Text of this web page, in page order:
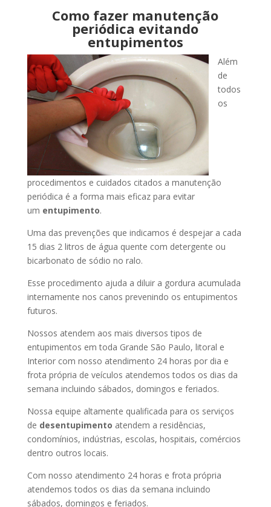
Como fazer manutenção
periódica evitando
entupimentos
Além
de
todos
os
procedimentos e cuidados citados a manutenção
periódica é a forma mais eficaz para evitar
um entupimento.
Uma das prevenções que indicamos é despejar a cada
15 dias 2 litros de água quente com detergente ou
bicarbonato de sódio no ralo.
Esse procedimento ajuda a diluir a gordura acumulada
internamente nos canos prevenindo os entupimentos
futuros.
Nossos atendem aos mais diversos tipos de
entupimentos em toda Grande São Paulo, litoral e
Interior com nosso atendimento 24 horas por dia e
frota própria de veículos atendemos todos os dias da
semana incluindo sábados, domingos e feriados.
Nossa equipe altamente qualificada para os serviços
de desentupimento atendem a residências,
condomínios, indústrias, escolas, hospitais, comércios
dentro outros locais.
Com nosso atendimento 24 horas e frota própria
atendemos todos os dias da semana incluindo
sábados, domingos e feriados.